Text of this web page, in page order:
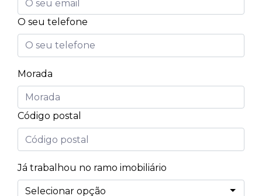
O seu telefone
Morada
Código postal
Já trabalhou no ramo imobiliário